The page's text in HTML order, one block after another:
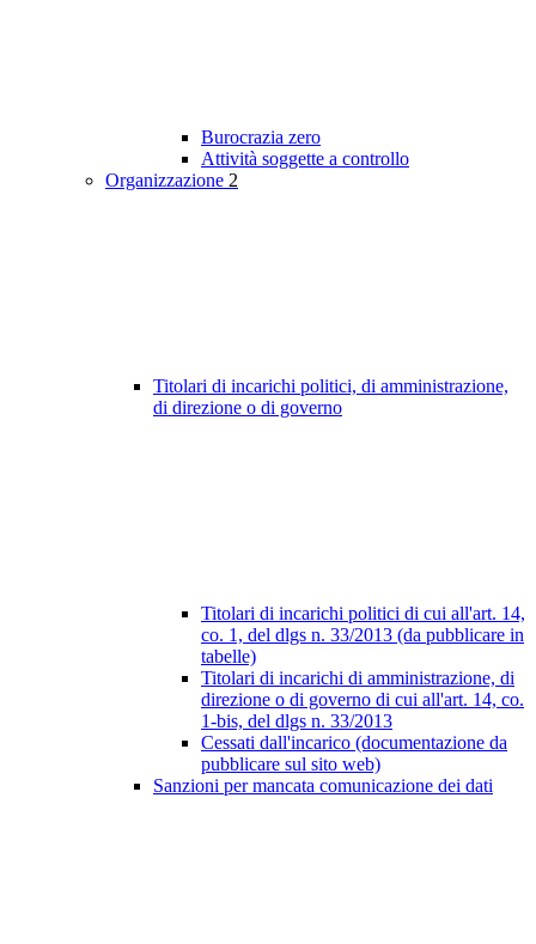
Burocrazia zero
Attività soggette a controllo
Organizzazione 2
Titolari di incarichi politici, di amministrazione,
di direzione o di governo
Titolari di incarichi politici di cui all'art. 14,
co. 1, del dlgs n. 33/2013 (da pubblicare in
tabelle)
Titolari di incarichi di amministrazione, di
direzione o di governo di cui all'art. 14, co.
1-bis, del dlgs n. 33/2013
Cessati dall'incarico (documentazione da
pubblicare sul sito web)
Sanzioni per mancata comunicazione dei dati